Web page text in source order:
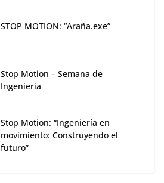
STOP MOTION: “Araña.exe”
Stop Motion – Semana de
Ingeniería
Stop Motion: “Ingeniería en
movimiento: Construyendo el
futuro”